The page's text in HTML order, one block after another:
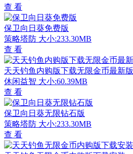
查 看
保卫向日葵免费版
策略塔防 大小:233.30MB
查 看
天天钓鱼内购版下载无限金币最新版
休闲益智 大小:60.39MB
查 看
保卫向日葵无限钻石版
策略塔防 大小:233.30MB
查 看